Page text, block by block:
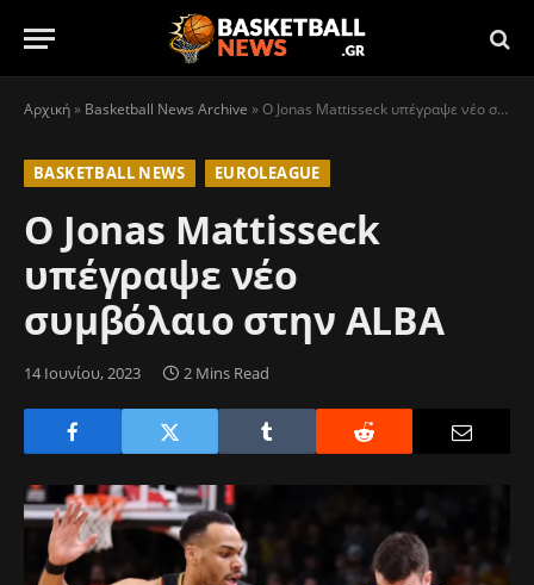
Αρχική» Basketball News Archive »Ο Jonas Mattisseck υπέγραψε νέο συμβόλαιο στην ALBA
BASKETBALL NEWS EUROLEAGUE
Ο Jonas Mattisseck
υπέγραψε νέο
συμβόλαιο στην ALBA
14 Ιουνίου, 2023 2 Mins Read